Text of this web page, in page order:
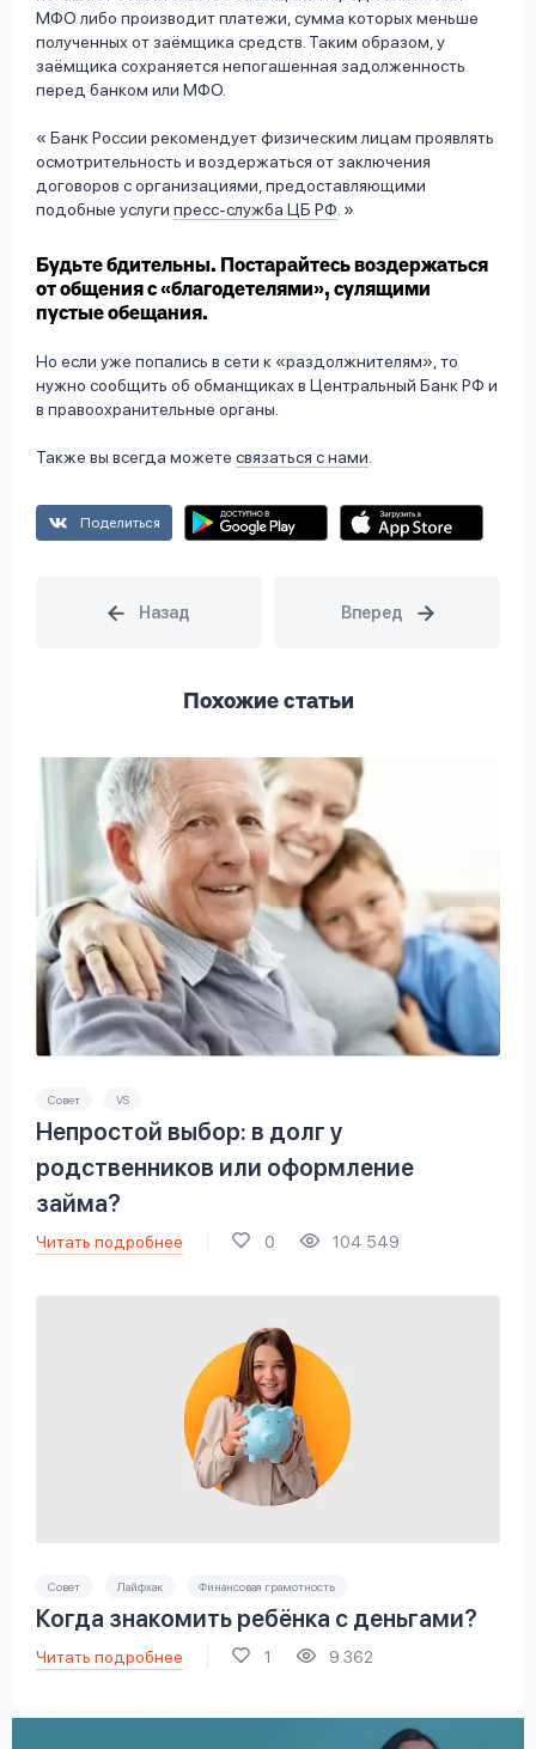
МФО либо производит платежи, сумма которых меньше
полученных от заёмщика средств. Таким образом, у
заёмщика сохраняется непогашенная задолженность
перед банком или МФО.
Банк России рекомендует физическим лицам проявлять
осмотрительность и воздержаться от заключения
договоров с организациями, предоставляющими
подобные услуги пресс-служба ЦБ РФ
Будьте бдительны. Постарайтесь воздержаться
от общения с «благодетелями», сулящими
пустые обещания.
Но если уже попались в сети к «раздолжнителям», то
нужно сообщить об обманщиках в Центральный Банк РФ и
в правоохранительные органы.
Также вы всегда можете связаться с нами
Поделиться
Похожие статьи
Совет VS
Непростой выбор: в долг у
родственников или оформление
займа?
Читать подробнее 0 104 549
Совет Лайфхак Финансовая грамотность
Когда знакомить ребёнка с деньгами?
Читать подробнее 1 9 362